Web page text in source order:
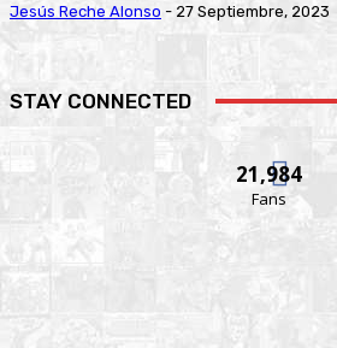
Jesús Reche Alonso - 27 Septiembre, 2023
STAY CONNECTED
21,984
Fans